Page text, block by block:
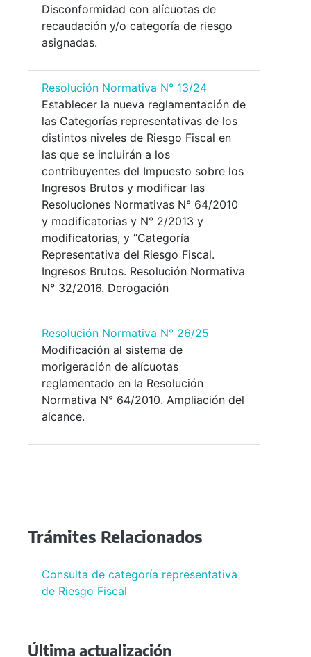
Disconformidad con alícuotas de
recaudación y/o categoría de riesgo
asignadas.
Resolución Normativa N° 13/24
Establecer la nueva reglamentación de
las Categorías representativas de los
distintos niveles de Riesgo Fiscal en
las que se incluirán a los
contribuyentes del Impuesto sobre los
Ingresos Brutos y modificar las
Resoluciones Normativas N° 64/2010
y modificatorias y N° 2/2013 y
modificatorias, y “Categoría
Representativa del Riesgo Fiscal.
Ingresos Brutos. Resolución Normativa
N° 32/2016. Derogación
Resolución Normativa N° 26/25
Modificación al sistema de
morigeración de alícuotas
reglamentado en la Resolución
Normativa N° 64/2010. Ampliación del
alcance.
Trámites Relacionados
Consulta de categoría representativa
de Riesgo Fiscal
Última actualización